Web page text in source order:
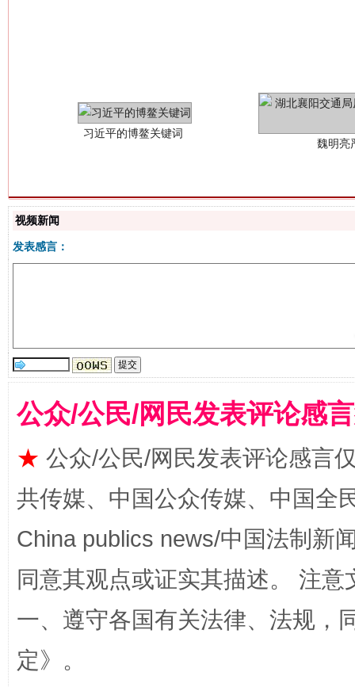
揭批美国五大"原罪" "
解纷+调解+退费，一次搞定
视频新闻
发表感言：
公众/公民/网民发表评论感
★ 公众/公民/网民发表评论感言
共传媒、中国公众传媒、中国全
China publics news/中国法制新
同意其观点或证实其描述。 注
一、遵守各国有关法律、法规，
定》。